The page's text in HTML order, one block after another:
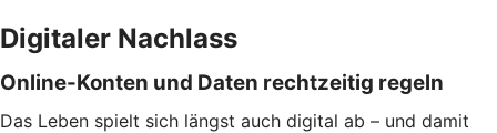
Digitaler Nachlass
Online-Konten und Daten rechtzeitig regeln
Das Leben spielt sich längst auch digital ab – und damit